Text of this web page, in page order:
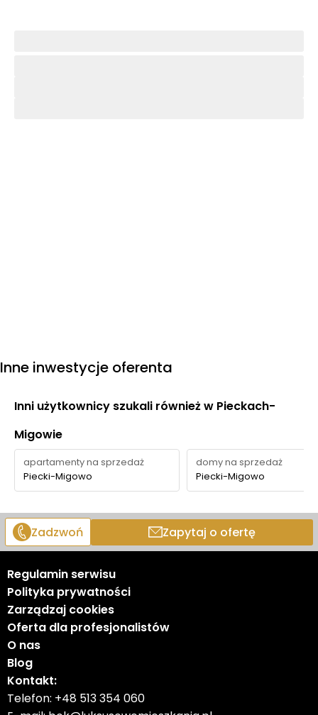
Inne inwestycje oferenta
Inni użytkownicy szukali również w Pieckach-
Migowie
apartamenty na sprzedaż
Piecki-Migowo
domy na sprzedaż
Piecki-Migowo
Zadzwoń Zapytaj o ofertę
Regulamin serwisu
Polityka prywatności
Zarządzaj cookies
Oferta dla profesjonalistów
O nas
Blog
Kontakt:
Telefon: +48 513 354 060